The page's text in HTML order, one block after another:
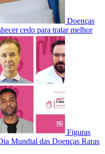
Doenças
cedo para tratar melhor
Figuras
Mundial das Doenças Raras